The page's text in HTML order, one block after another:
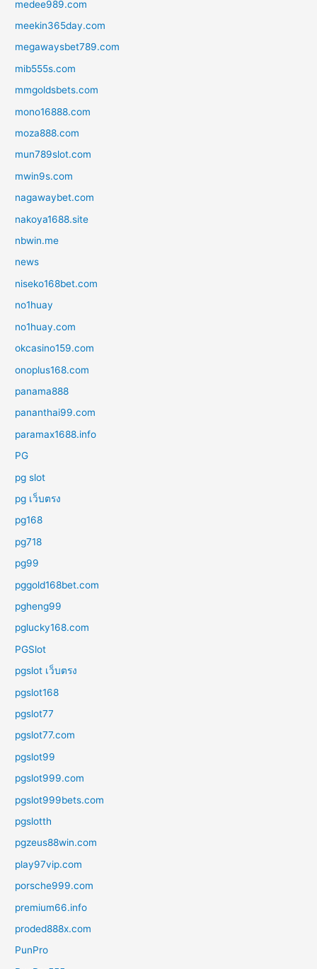
medee989.com
meekin365day.com
megawaysbet789.com
mib555s.com
mmgoldsbets.com
mono16888.com
moza888.com
mun789slot.com
mwin9s.com
nagawaybet.com
nakoya1688.site
nbwin.me
news
niseko168bet.com
no1huay
no1huay.com
okcasino159.com
onoplus168.com
panama888
pananthai99.com
paramax1688.info
PG
pg slot
pg เว็บตรง
pg168
pg718
pg99
pggold168bet.com
pgheng99
pglucky168.com
PGSlot
pgslot เว็บตรง
pgslot168
pgslot77
pgslot77.com
pgslot99
pgslot999.com
pgslot999bets.com
pgslotth
pgzeus88win.com
play97vip.com
porsche999.com
premium66.info
proded888x.com
PunPro